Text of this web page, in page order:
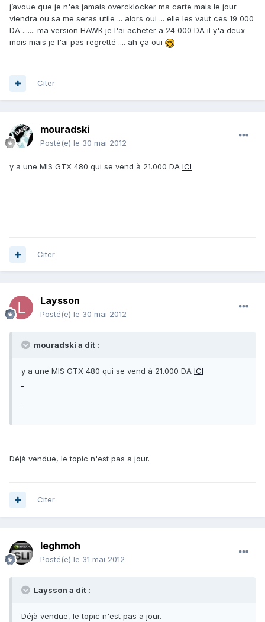
j’avoue que je n'es jamais overcklocker ma carte mais le jour
viendra ou sa me seras utile ... alors oui ... elle les vaut ces 19 000
DA ....... ma version HAWK je l'ai acheter a 24 000 DA il y'a deux
mois mais je l'ai pas regretté .... ah ça oui
Citer
mouradski
Posté(e) le 30 mai 2012
y a une MIS GTX 480 qui se vend à 21.000 DA ICI
Citer
Laysson
Posté(e) le 30 mai 2012
mouradski a dit :
y a une MIS GTX 480 qui se vend à 21.000 DA ICI
Déjà vendue, le topic n'est pas a jour.
Citer
leghmoh
Posté(e) le 31 mai 2012
Laysson a dit :
Déjà vendue, le topic n'est pas a jour.